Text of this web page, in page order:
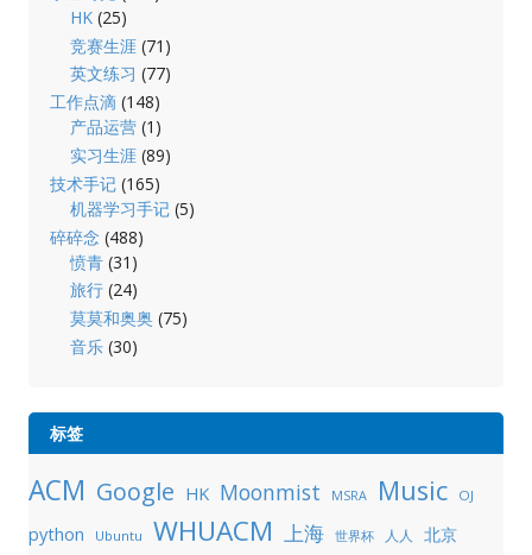
HK (25)
竞赛生涯 (71)
英文练习 (77)
工作点滴(148)
产品运营 (1)
实习生涯 (89)
技术手记(165)
机器学习手记 (5)
碎碎念 (488)
愤青 (31)
旅行 (24)
莫莫和奥奥 (75)
音乐 (30)
标签
ACM Google HK Moonmist MSRA Music OJ
python Ubuntu WHUACM 上海 世界杯 人人 北京